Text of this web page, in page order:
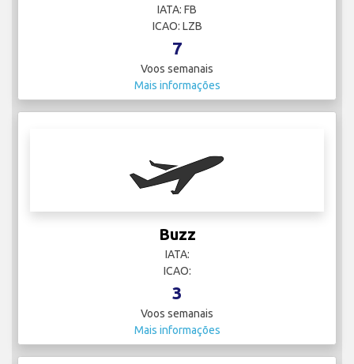
IATA: FB
ICAO: LZB
7
Voos semanais
Mais informações
Buzz
IATA:
ICAO:
3
Voos semanais
Mais informações